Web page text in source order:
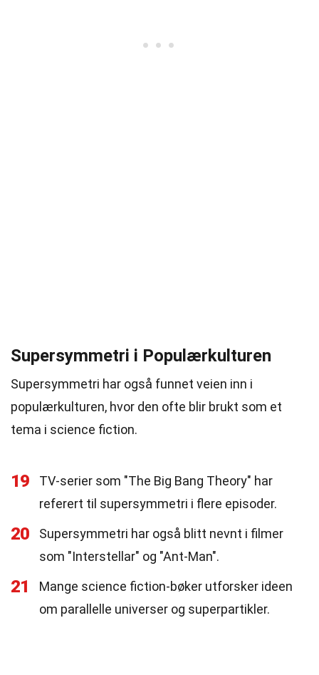
Supersymmetri i Populærkulturen
Supersymmetri har også funnet veien inn i
populærkulturen, hvor den ofte blir brukt som et
tema i science fiction.
19
TV-serier som "The Big Bang Theory" har
referert til supersymmetri i flere episoder.
20
Supersymmetri har også blitt nevnt i filmer
som "Interstellar" og "Ant-Man".
21
Mange science fiction-bøker utforsker ideen
om parallelle universer og superpartikler.